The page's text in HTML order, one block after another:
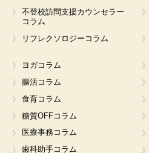
不登校訪問支援カウンセラー
コラム
リフレクソロジーコラム
ヨガコラム
腸活コラム
食育コラム
糖質OFFコラム
医療事務コラム
歯科助手コラム